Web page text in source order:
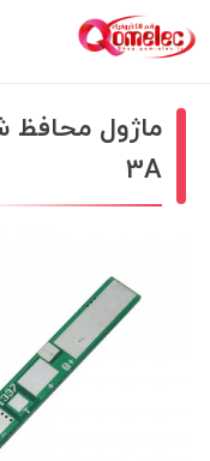
ماژول محافظ
3A